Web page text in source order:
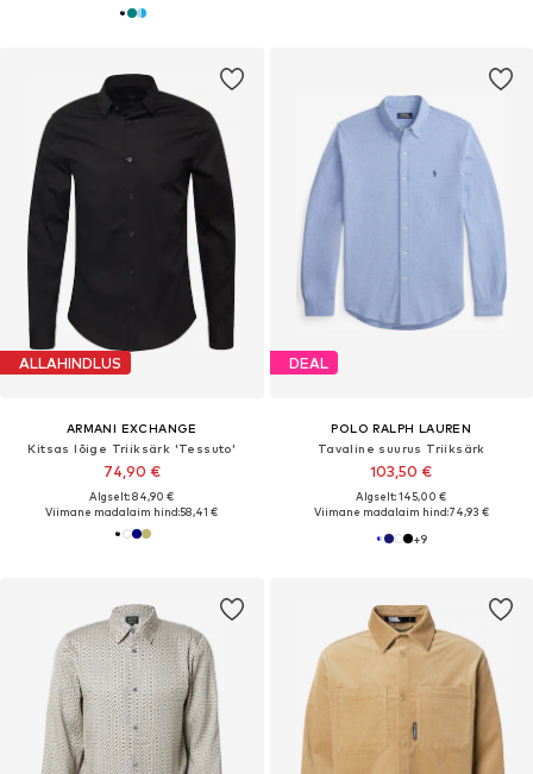
ALLAHINDLUS
ARMANI EXCHANGE
Kitsas lõige Triiksärk 'Tessuto'
74,90 €
Algselt: 84,90 €
Viimane madalaim hind:58,41 €
DEAL
POLO RALPH LAUREN
Tavaline suurus Triiksärk
103,50 €
Algselt: 145,00 €
Viimane madalaim hind:74,93 €
+9